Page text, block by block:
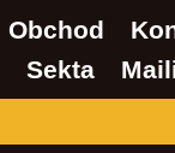
Obchod
Sekta